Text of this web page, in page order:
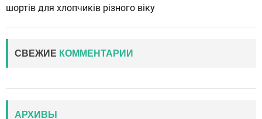
шортів для хлопчиків різного віку
СВЕЖИЕ КОММЕНТАРИИ
АРХИВЫ